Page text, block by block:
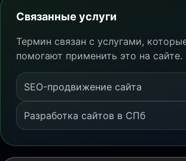
Связанные услуги
Термин связан с услугами,
помогают применить это на сайте.
SEO-продвижение сайта
Разработка сайтов в СПб